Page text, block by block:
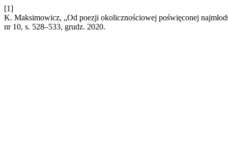
[1]
K. Maksimowicz, „Od poezji okolicznościowej poświęconej
nr 10, s. 528–533, grudz. 2020.